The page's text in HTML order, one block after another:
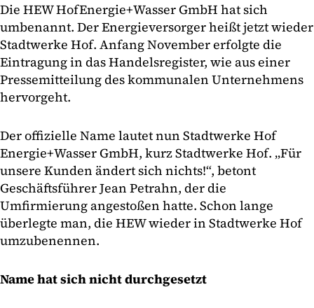
Die HEW HofEnergie+Wasser GmbH hat sich
umbenannt. Der Energieversorger heißt jetzt wieder
Stadtwerke Hof. Anfang November erfolgte die
Eintragung in das Handelsregister, wie aus einer
Pressemitteilung des kommunalen Unternehmens
hervorgeht.
Der offizielle Name lautet nun Stadtwerke Hof
Energie+Wasser GmbH, kurz Stadtwerke Hof. „Für
unsere Kunden ändert sich nichts!“, betont
Geschäftsführer Jean Petrahn, der die
Umfirmierung angestoßen hatte. Schon lange
überlegte man, die HEW wieder in Stadtwerke Hof
umzubenennen.
Name hat sich nicht durchgesetzt